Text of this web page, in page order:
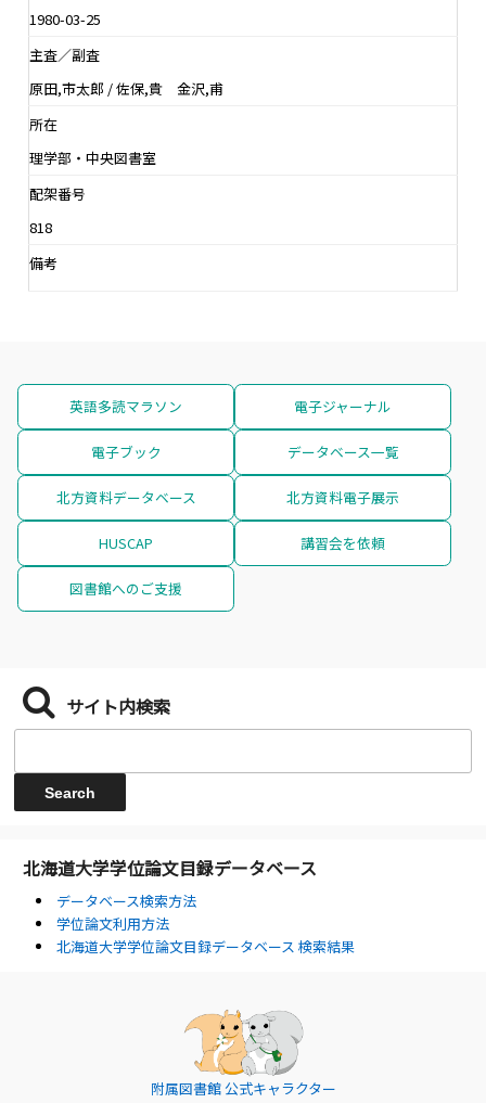
1980-03-25
主査／副査
原田,市太郎 / 佐保,貴 金沢,甫
所在
理学部・中央図書室
配架番号
818
備考
英語多読マラソン 電子ジャーナル
電子ブック データベース一覧
北方資料データベース 北方資料電子展示
HUSCAP 講習会を依頼
図書館へのご支援
サイト内検索
北海道大学学位論文目録データベース
データベース検索方法
学位論文利用方法
北海道大学学位論文目録データベース 検索結果
附属図書館 公式キャラクター